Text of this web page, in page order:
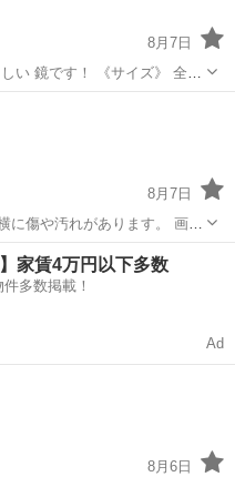
8月7日
8月7日
に傷や汚れがあります。 画像
中
ます。
家賃4万円以下多数
多数掲載！
Ad
8月6日